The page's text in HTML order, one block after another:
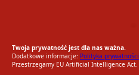
Twoja prywatność jest dla nas ważna.
Dodatkowe informacje: Polityka prywatności
Przestrzegamy EU Artificial Intelligence Act.